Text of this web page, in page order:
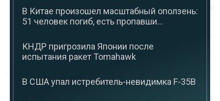
В Китае произошел масштабный оползень:
51 человек погиб, есть пропавши...
КНДР пригрозила Японии после
испытания ракет Tomahawk
В США упал истребитель-невидимка F-35B